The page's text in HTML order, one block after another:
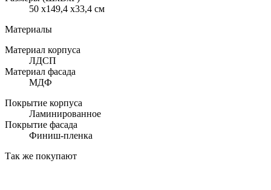
50 x149,4 x33,4 см
Материалы
Материал корпуса
ЛДСП
Материал фасада
МДФ
Покрытие корпуса
Ламинированное
Покрытие фасада
Финиш-пленка
Так же покупают